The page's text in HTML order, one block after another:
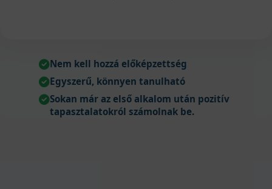
Nem kell hozzá előképzettség
Egyszerű, könnyen tanulható
Sokan már az első alkalom után pozitív
tapasztalatokról számolnak be.